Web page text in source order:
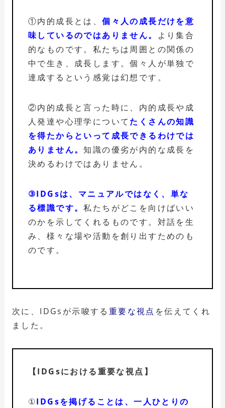
①内的成長とは、個々人の成長だけを意
味しているのではありません。
より集合
的なものです。私たちは周囲との関係の
中で生き、成長します。個々人が単独で
達成するという感覚は幻想です。
②内的成長と言った時に、内的成長や成
人発達や心理学について たくさんの知識
を得たからといって成長できるわけでは
ありません。知識の優劣が内的な成長を
決めるわけではありません。
③IDGsは、マニュアルではなく、単な
る標識です。私たちがどこを向けばいい
のかを示してくれるものです。対話を生
み、様々な場や活動を創り出すためのも
のです。
次に、IDGsが示唆する 重要な視点 を伝えてくれ
ました。
【IDGsにおける重要な視点】
①IDGsを掲げることは、一人ひとりの